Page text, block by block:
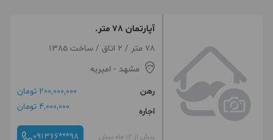
آپارتمان 78 متر.
78 متر / 2 اتاق / ساخت 1385
مشهد - امیریه
رهن
200,000,000 تومان
اجاره
4,000,000 تومان
بیش از 12 ماه پیش 091366***98